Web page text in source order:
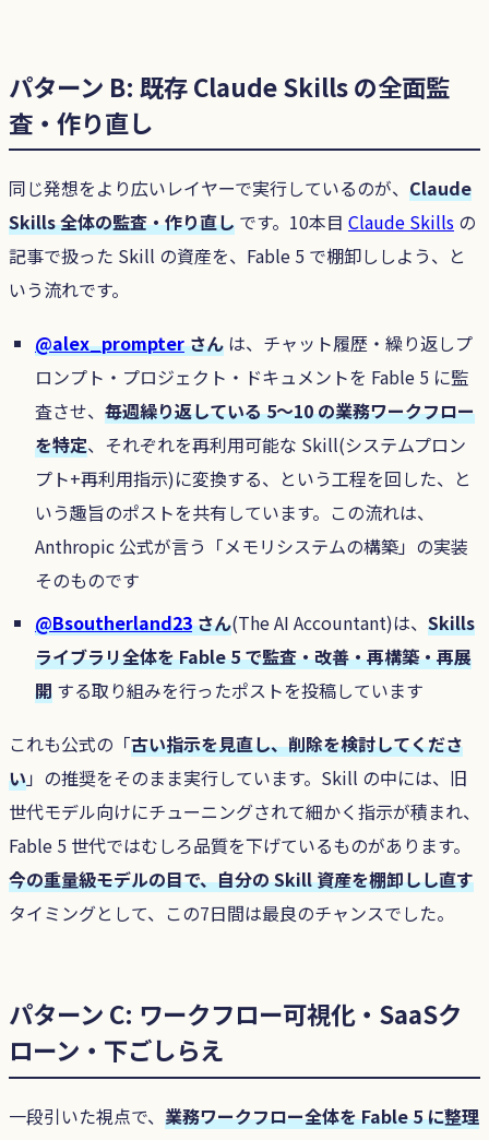
パターン B: 既存 Claude Skills の全面監
査・作り直し
同じ発想をより広いレイヤーで実行しているのが、 Claude
Skills 全体の監査・作り直し です。10本目 Claude Skills の
記事で扱った Skill の資産を、Fable 5 で棚卸ししよう、と
いう流れです。
@alex_prompterさん は、チャット履歴・繰り返しプ
ロンプト・プロジェクト・ドキュメントを Fable 5 に監
査させ、 毎週繰り返している 5〜10 の業務ワークフロー
を特定、それぞれを再利用可能な Skill(システムプロン
プト+再利用指示)に変換する、という工程を回した、と
いう趣旨のポストを共有しています。この流れは、
Anthropic 公式が言う「メモリシステムの構築」の実装
そのものです
@Bsoutherland23さん(The AI Accountant)は、 Skills
ライブラリ全体を Fable 5 で監査・改善・再構築・再展
開 する取り組みを行ったポストを投稿しています
これも公式の「古い指示を見直し、削除を検討してくださ
い」の推奨をそのまま実行しています。Skill の中には、旧
世代モデル向けにチューニングされて細かく指示が積まれ、
Fable 5 世代ではむしろ品質を下げているものがあります。
今の重量級モデルの目で、自分の Skill 資産を棚卸しし直す
タイミングとして、この7日間は最良のチャンスでした。
パターン C: ワークフロー可視化・SaaSク
ローン・下ごしらえ
一段引いた視点で、 業務ワークフロー全体を Fable 5 に整理